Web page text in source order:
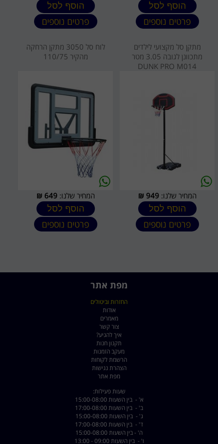
הוסף לסל
פרטים נוספים
הוסף לסל
פרטים נוספים
מתקן סל מקצועי לילדים
מתכוונן לגובה 3.05 מטר
DUNK PRO M014
המחיר שלנו:949
₪
הוסף לסל
פרטים נוספים
לוח סל 3050 מתקן הרחקה
מהקיר 110/75
המחיר שלנו:649
₪
הוסף לסל
פרטים נוספים
מפת אתר
החזרות וביטולים
אודות
מאמרים
צור קשר
איך להגיע?
תקנון חנות
מעקב הזמנות
הרשמת לקוחות
הצהרת נגישות
מפת אתר
שעות פעילות:
א' - בין השעות 15:00-08:00
ב' - בין השעות 17:00-08:00
ג' - בין השעות 15:00-08:00
ד' - בין השעות 17:00-08:00
ה' - בין השעות 15:00-08:00
ו' - בין השעות 09:00 - 13:00